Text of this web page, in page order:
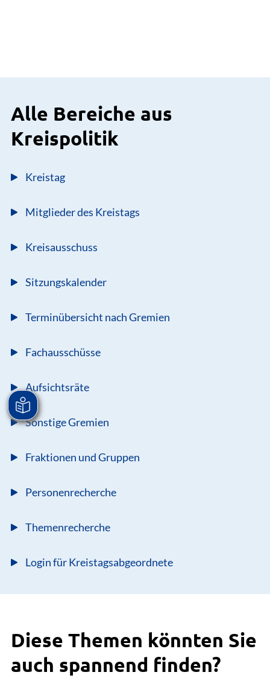
Alle Bereiche aus
Kreispolitik
Kreistag
Mitglieder des Kreistags
Kreisausschuss
Sitzungskalender
Terminübersicht nach Gremien
Fachausschüsse
Aufsichtsräte
Sonstige Gremien
Fraktionen und Gruppen
Personenrecherche
Themenrecherche
Login für Kreistagsabgeordnete
Diese Themen könnten Sie
auch spannend finden?